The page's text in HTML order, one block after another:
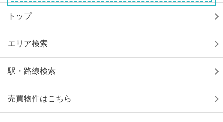
トップ
エリア検索
駅・路線検索
売買物件はこちら